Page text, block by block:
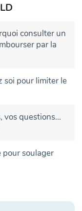
consulter un
par la
soi pour limiter le
vos questions...
soulager